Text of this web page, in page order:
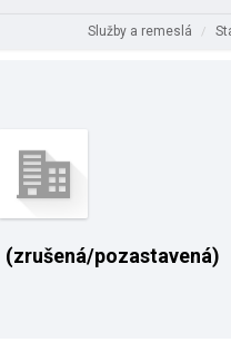
Služby a remeslá /
(zrušená/pozastavená)